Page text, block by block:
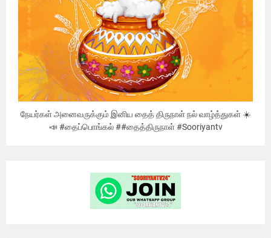
நேயர்கள் அனைவருக்கும் இனிய தைத் திருநாள் நல் வாழ்த்துகள் ☀️
📣 #தைப்பொங்கல் ##தைத்திருநாள் #Sooriyantv